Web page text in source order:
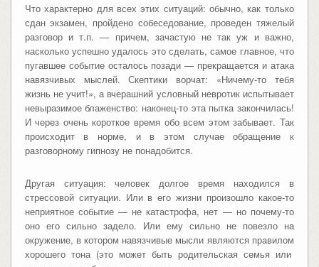
Что характерно для всех этих ситуаций: обычно, как только
сдан экзамен, пройдено собеседование, проведен тяжелый
разговор и т.п. — причем, зачастую не так уж и важно,
насколько успешно удалось это сделать, самое главное, что
пугавшее событие осталось позади — прекращается и атака
навязчивых мыслей. Скептики ворчат: «Ничему-то тебя
жизнь не учит!», а вчерашний условный невротик испытывает
невыразимое блаженство: наконец-то эта пытка закончилась!
И через очень короткое время обо всем этом забывает. Так
происходит в норме, и в этом случае обращение к
разговорному гипнозу не понадобится.
Другая ситуация: человек долгое время находился в
стрессовой ситуации. Или в его жизни произошло какое-то
неприятное событие — не катастрофа, нет — но почему-то
оно его сильно задело. Или ему сильно не повезло на
окружение, в котором навязчивые мысли являются правилом
хорошего тона (это может быть родительская семья или